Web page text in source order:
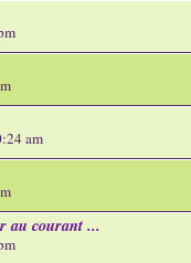
am
au courant ...